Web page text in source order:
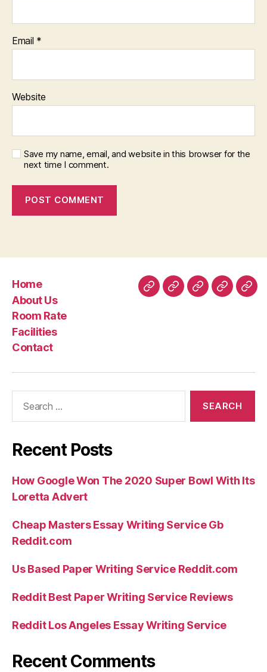
Email *
Website
Save my name, email, and website in this browser for the
next time I comment.
Home
About Us
Room Rate
Facilities
Contact
HomeAboutRoomFacilities
Recent Posts
How Google Won The 2020 Super Bowl With Its
Loretta Advert
Cheap Masters Essay Writing Service Gb
Reddit.com
Us Based Paper Writing Service Reddit.com
Reddit Best Paper Writing Service Reviews
Reddit Los Angeles Essay Writing Service
Recent Comments